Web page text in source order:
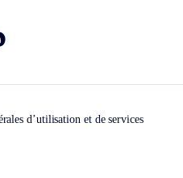
d’utilisation et de services